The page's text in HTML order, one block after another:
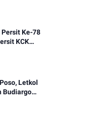
Ke-78
KCK
Letkol
Budiargo